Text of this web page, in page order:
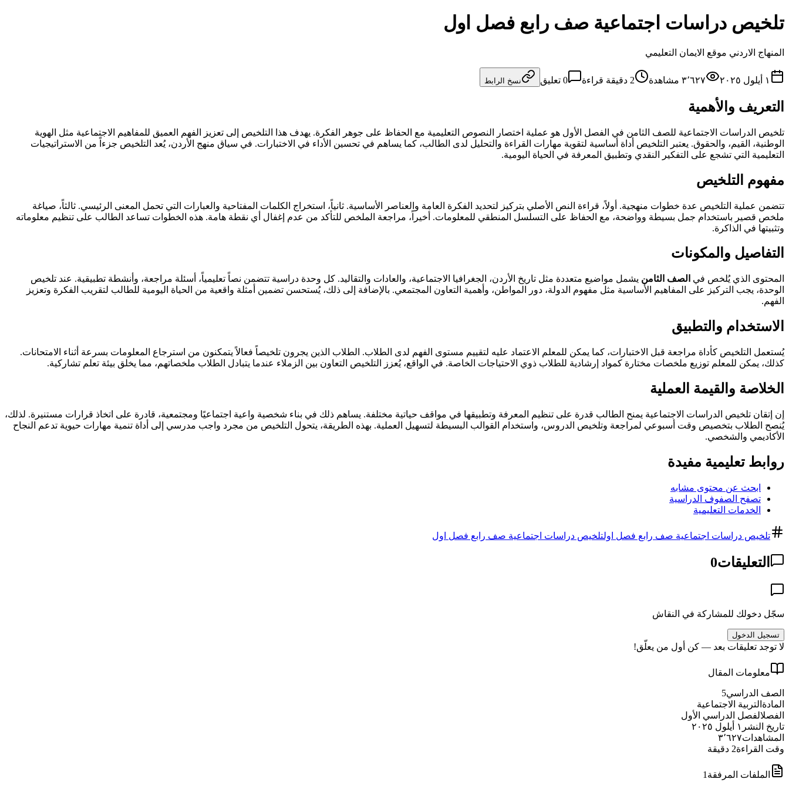
تلخيص دراسات اجتماعية صف رابع فصل اول
المنهاج الاردني موقع الايمان التعليمي
١ أيلول ٢٠٢٥ ٣٬٦٢٧ مشاهدة 2 دقيقة قراءة 0 تعليق نسخ الرابط
التعريف والأهمية
تلخيص الدراسات الاجتماعية للصف الثامن في الفصل الأول هو عملية اختصار النصوص التعليمية مع الحفاظ على جوهر الفكرة. يهدف هذا التلخيص إلى تعزيز الفهم العميق للمفاهيم الاجتماعية مثل الهوية
الوطنية، القيم، والحقوق. يعتبر التلخيص أداة أساسية لتقوية مهارات القراءة والتحليل لدى الطالب، كما يساهم في تحسين الأداء في الاختبارات. في سياق منهج الأردن، يُعد التلخيص جزءاً من الاستراتيجيات
التعليمية التي تشجع على التفكير النقدي وتطبيق المعرفة في الحياة اليومية.
مفهوم التلخيص
تتضمن عملية التلخيص عدة خطوات منهجية. أولاً، قراءة النص الأصلي بتركيز لتحديد الفكرة العامة والعناصر الأساسية. ثانياً، استخراج الكلمات المفتاحية والعبارات التي تحمل المعنى الرئيسي. ثالثاً، صياغة
ملخص قصير باستخدام جمل بسيطة وواضحة، مع الحفاظ على التسلسل المنطقي للمعلومات. أخيراً، مراجعة الملخص للتأكد من عدم إغفال أي نقطة هامة. هذه الخطوات تساعد الطالب على تنظيم معلوماته
وتثبيتها في الذاكرة.
التفاصيل والمكونات
المحتوى الذي يُلخص في الصف الثامن يشمل مواضيع متعددة مثل تاريخ الأردن، الجغرافيا الاجتماعية، والعادات والتقاليد. كل وحدة دراسية تتضمن نصاً تعليمياً، أسئلة مراجعة، وأنشطة تطبيقية. عند تلخيص
الوحدة، يجب التركيز على المفاهيم الأساسية مثل مفهوم الدولة، دور المواطن، وأهمية التعاون المجتمعي. بالإضافة إلى ذلك، يُستحسن تضمين أمثلة واقعية من الحياة اليومية للطالب لتقريب الفكرة وتعزيز
الفهم.
الاستخدام والتطبيق
يُستعمل التلخيص كأداة مراجعة قبل الاختبارات، كما يمكن للمعلم الاعتماد عليه لتقييم مستوى الفهم لدى الطلاب. الطلاب الذين يجرون تلخيصاً فعالاً يتمكنون من استرجاع المعلومات بسرعة أثناء الامتحانات.
كذلك، يمكن للمعلم توزيع ملخصات مختارة كمواد إرشادية للطلاب ذوي الاحتياجات الخاصة. في الواقع، يُعزز التلخيص التعاون بين الزملاء عندما يتبادل الطلاب ملخصاتهم، مما يخلق بيئة تعلم تشاركية.
الخلاصة والقيمة العملية
إن إتقان تلخيص الدراسات الاجتماعية يمنح الطالب قدرة على تنظيم المعرفة وتطبيقها في مواقف حياتية مختلفة. يساهم ذلك في بناء شخصية واعية اجتماعيًا ومجتمعية، قادرة على اتخاذ قرارات مستنيرة. لذلك،
يُنصح الطلاب بتخصيص وقت أسبوعي لمراجعة وتلخيص الدروس، واستخدام القوالب البسيطة لتسهيل العملية. بهذه الطريقة، يتحول التلخيص من مجرد واجب مدرسي إلى أداة تنمية مهارات حيوية تدعم النجاح
الأكاديمي والشخصي.
روابط تعليمية مفيدة
ابحث عن محتوى مشابه
تصفح الصفوف الدراسية
الخدمات التعليمية
تلخيص دراسات اجتماعية صف رابع فصل اولتلخيص دراسات اجتماعية صف رابع فصل اول
التعليقات0
سجّل دخولك للمشاركة في النقاش
تسجيل الدخول
لا توجد تعليقات بعد — كن أول من يعلّق!
معلومات المقال
الصف الدراسي5
المادة التربية الاجتماعية
الفصلالفصل الدراسي الأول
تاريخ النشر ١ أيلول ٢٠٢٥
المشاهدات٣٬٦٢٧
وقت القراءة2 دقيقة
الملفات المرفقة 1